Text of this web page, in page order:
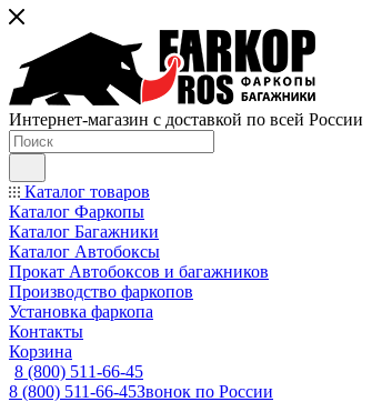
Интернет-магазин с доставкой по всей России
Каталог товаров
Каталог Фаркопы
Каталог Багажники
Каталог Автобоксы
Прокат Автобоксов и багажников
Производство фаркопов
Установка фаркопа
Контакты
Корзина
8 (800) 511-66-45
8 (800) 511-66-45Звонок по России